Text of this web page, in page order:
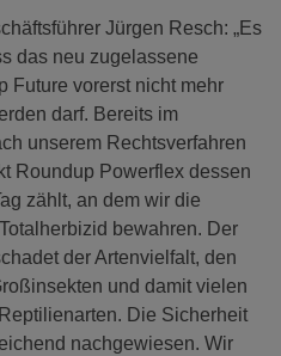
Jürgen Resch: „Es
das neu zugelassene
Future vorerst nicht mehr
darf. Bereits im
unserem Rechtsverfahren
Roundup Powerflex dessen
zählt, an dem wir die
bewahren. Der
der Artenvielfalt, den
und damit vielen
Die Sicherheit
nachgewiesen. Wir